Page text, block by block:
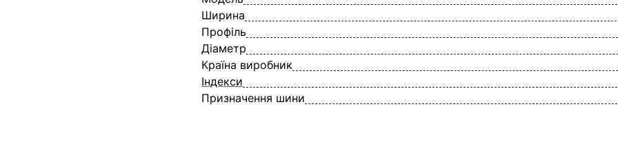
Ширина
Профіль
Діаметр
Країна виробник
Індекси
Призначення шини